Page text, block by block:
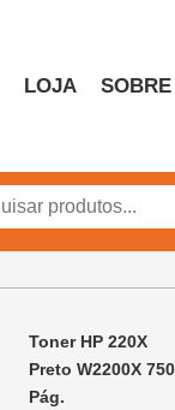
LOJA
Toner HP 220X
Preto W2200X
Pág.